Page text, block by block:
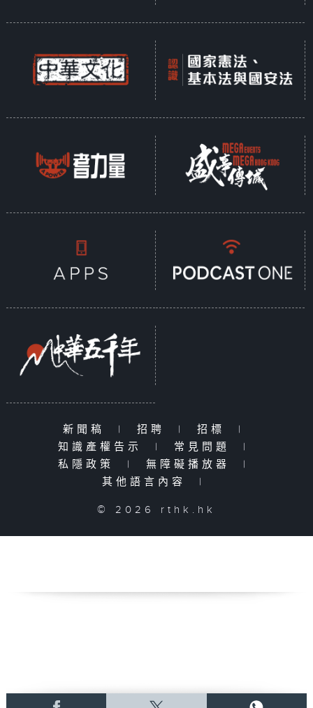
新聞稿 | 招聘 | 招標
|
知識產權告示
| 常見問題
|
私隱政策
| 無障礙播放器
|
其他語言內容
|
© 2026 rthk.hk